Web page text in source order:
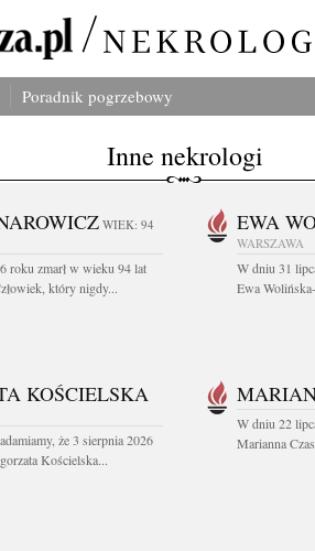
Poradnik pogrzebowy
Inne nekrologi
WIEK: 94
roku zmarł w wieku 94 lat
który nigdy...
EWA
WARSZAWA
W dniu 31
Ewa
KOŚCIELSKA
że 3 sierpnia 2026
Kościelska...
W dniu 22
Marianna